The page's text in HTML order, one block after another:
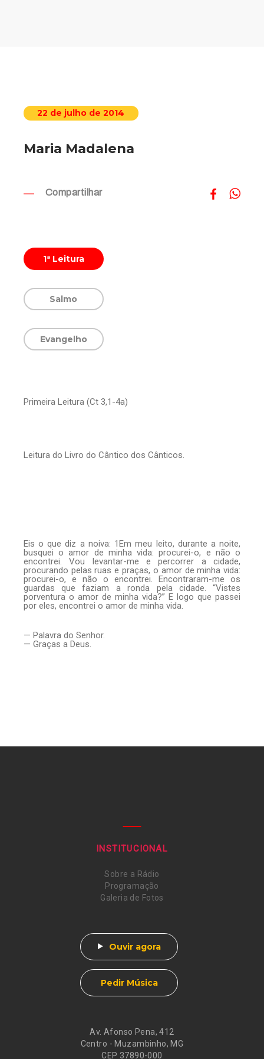
22 de julho de 2014
Maria Madalena
Compartilhar
1ª Leitura
Salmo
Evangelho
Primeira Leitura (Ct 3,1-4a)
Leitura do Livro do Cântico dos Cânticos.
Eis o que diz a noiva: 1Em meu leito, durante a noite,
busquei o amor de minha vida: procurei-o, e não o
encontrei. Vou levantar-me e percorrer a cidade,
procurando pelas ruas e praças, o amor de minha vida:
procurei-o, e não o encontrei. Encontraram-me os
guardas que faziam a ronda pela cidade. “Vistes
porventura o amor de minha vida?” E logo que passei
por eles, encontrei o amor de minha vida.
— Palavra do Senhor.
— Graças a Deus.
Av. Afonso Pena, 412
Centro - Muzambinho, MG
CEP 37890-000
INSTITUCIONAL
Sobre a Rádio
Programação
Galeria de Fotos
Ouvir agora
Pedir Música